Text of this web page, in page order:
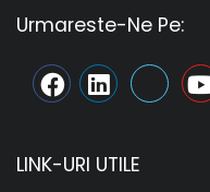
Urmareste-Ne Pe:
LINK-URI UTILE